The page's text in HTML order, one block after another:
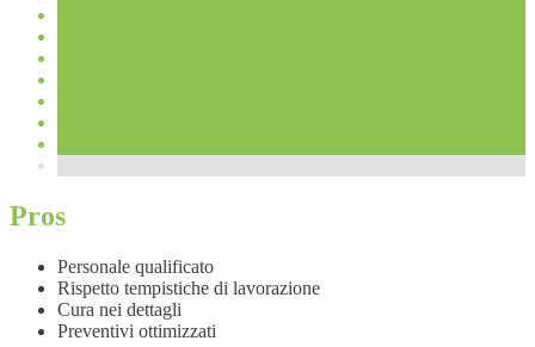
Pros
Personale qualificato
Rispetto tempistiche di lavorazione
Cura nei dettagli
Preventivi ottimizzati